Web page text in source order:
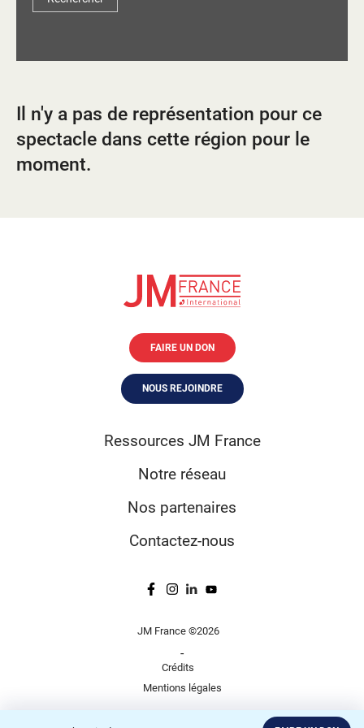
d'information
Ressources adhérents
Réalisations
Il n'y a pas de représentation pour ce
spectacle dans cette région pour le
moment.
FAIRE UN DON
NOUS REJOINDRE
Ressources JM France
Notre réseau
Nos partenaires
Contactez-nous
JM France ©2026
-
Crédits
Mentions légales